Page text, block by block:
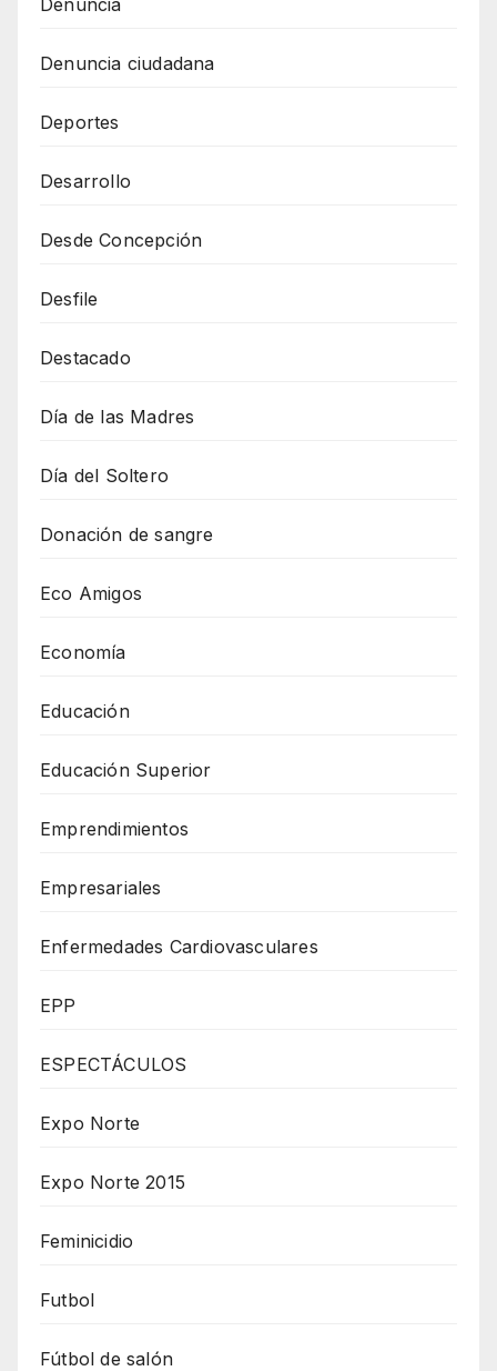
Denuncia ciudadana
Deportes
Desarrollo
Desde Concepción
Desfile
Destacado
Día de las Madres
Día del Soltero
Donación de sangre
Eco Amigos
Economía
Educación
Educación Superior
Emprendimientos
Empresariales
Enfermedades Cardiovasculares
EPP
ESPECTÁCULOS
Expo Norte
Expo Norte 2015
Feminicidio
Futbol
Fútbol de salón